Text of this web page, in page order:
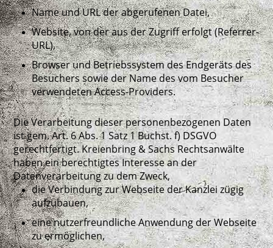
Name und URL der abgerufenen Datei,
Website, von der aus der Zugriff erfolgt (Referrer-
URL),
Browser und Betriebssystem des Endgeräts des
Besuchers sowie der Name des vom Besucher
verwendeten Access-Providers.
Die Verarbeitung dieser personenbezogenen Daten
ist gem. Art. 6 Abs. 1 Satz 1 Buchst. f) DSGVO
gerechtfertigt. Kreienbring & Sachs Rechtsanwälte
haben ein berechtigtes Interesse an der
Datenverarbeitung zu dem Zweck,
die Verbindung zur Webseite der Kanzlei zügig
aufzubauen,
eine nutzerfreundliche Anwendung der Webseite
zu ermöglichen,